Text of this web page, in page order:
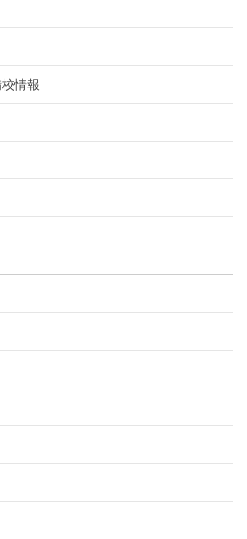
情報